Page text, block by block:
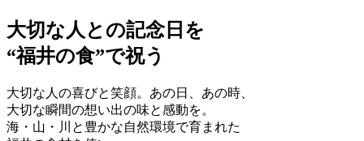
大切な人との記念日を
“福井の食”で祝う
大切な人の喜びと笑顔。あの日、あの時、
大切な瞬間の想い出の味と感動を。
海・山・川と豊かな自然環境で育まれた